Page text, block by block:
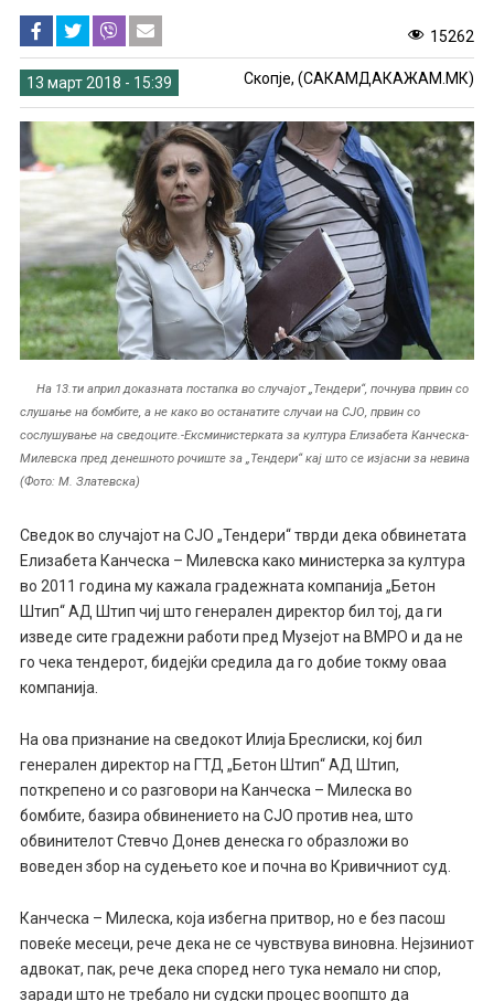
15262
13 март 2018 - 15:39 Скопје, (САКАМДАКАЖАМ.МК)
На 13.ти април доказната постапка во случајот „Тендери“, почнува првин со
слушање на бомбите, а не како во останатите случаи на СЈО, првин со
сослушување на сведоците.-Ексминистерката за култура Елизабета Канческа-
Милевска пред денешното рочиште за „Тендери“ кај што се изјасни за невина
(Фото: М. Златевска)
Сведок во случајот на СЈО „Тендери“ тврди дека обвинетата
Елизабета Канческа – Милевска како министерка за култура
во 2011 година му кажала градежната компанија „Бетон
Штип“ АД Штип чиј што генерален директор бил тој, да ги
изведе сите градежни работи пред Музејот на ВМРО и да не
го чека тендерот, бидејќи средила да го добие токму оваа
компанија.
На ова признание на сведокот Илија Бреслиски, кој бил
генерален директор на ГТД „Бетон Штип“ АД Штип,
поткрепено и со разговори на Канческа – Милеска во
бомбите, базира обвинението на СЈО против неа, што
обвинителот Стевчо Донев денеска го образложи во
воведен збор на судењето кое и почна во Кривичниот суд.
Канческа – Милеска, која избегна притвор, но е без пасош
повеќе месеци, рече дека не се чувствува виновна. Нејзиниот
адвокат, пак, рече дека според него тука немало ни спор,
заради што не требало ни судски процес воопшто да